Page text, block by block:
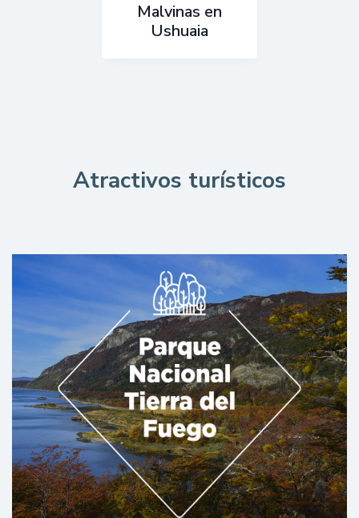
Malvinas en
Ushuaia
Atractivos turísticos